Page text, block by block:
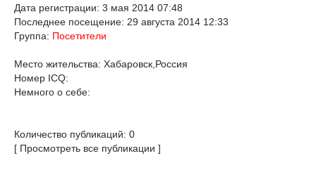
Дата регистрации: 3 мая 2014 07:48
Последнее посещение: 29 августа 2014 12:33
Группа: Посетители
Место жительства: Хабаровск,Россия
Номер ICQ:
Немного о себе:
Количество публикаций: 0
[ Просмотреть все публикации ]